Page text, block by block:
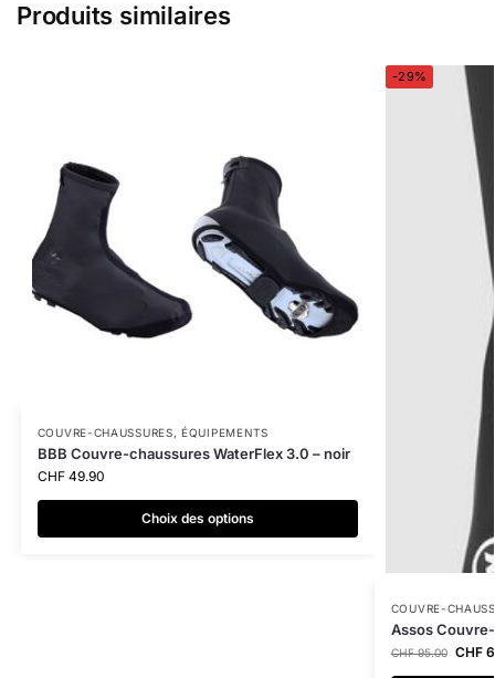
Produits similaires
COUVRE-CHAUSSURES,ÉQUIPEMENTS
BBB Couvre-chaussures WaterFlex 3.0 – noir
CHF49.90
Choix des options
-29%
COUVRE-
Assos
CHF95.00 CHF